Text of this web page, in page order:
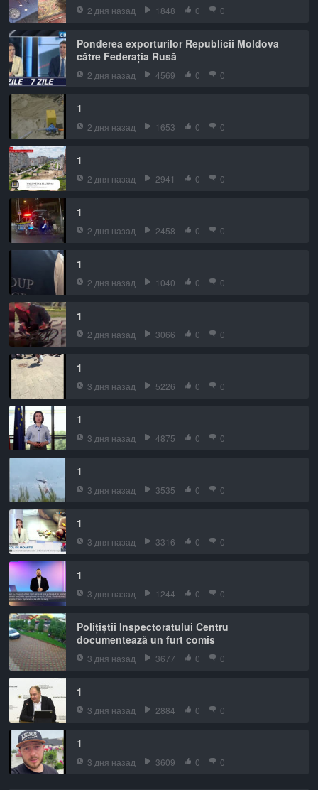
2 дня назад 1848 0 0
Ponderea exporturilor Republicii Moldova
către Federația Rusă
2 дня назад 4569 0 0
1
2 дня назад 1653 0 0
1
2 дня назад 2941 0 0
1
2 дня назад 2458 0 0
1
2 дня назад 1040 0 0
1
2 дня назад 3066 0 0
1
3 дня назад 5226 0 0
1
3 дня назад 4875 0 0
1
3 дня назад 3535 0 0
1
3 дня назад 3316 0 0
1
3 дня назад 1244 0 0
Polițiștii Inspectoratului Centru
documentează un furt comis
3 дня назад 3677 0 0
1
3 дня назад 2884 0 0
1
3 дня назад 3609 0 0